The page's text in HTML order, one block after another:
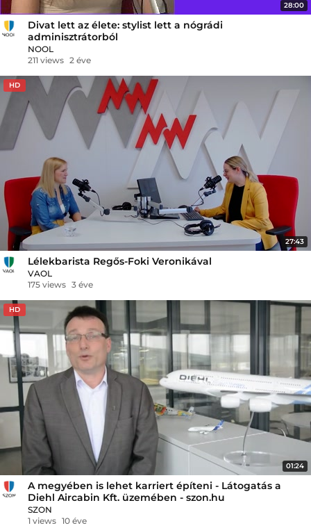
28:00
Divat lett az élete: stylist lett a nógrádi
adminisztrátorból
NOOL
211 views 2 éve
HD
27:43
Lélekbarista Regős-Foki Veronikával
VAOL
175 views 3 éve
HD
01:24
A megyében is lehet karriert építeni - Látogatás a
Diehl Aircabin Kft. üzemében - szon.hu
SZON
1 views 10 éve